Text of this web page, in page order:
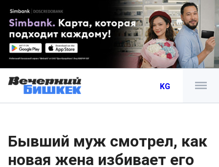
KG
Бывший муж смотрел, как
новая жена избивает его